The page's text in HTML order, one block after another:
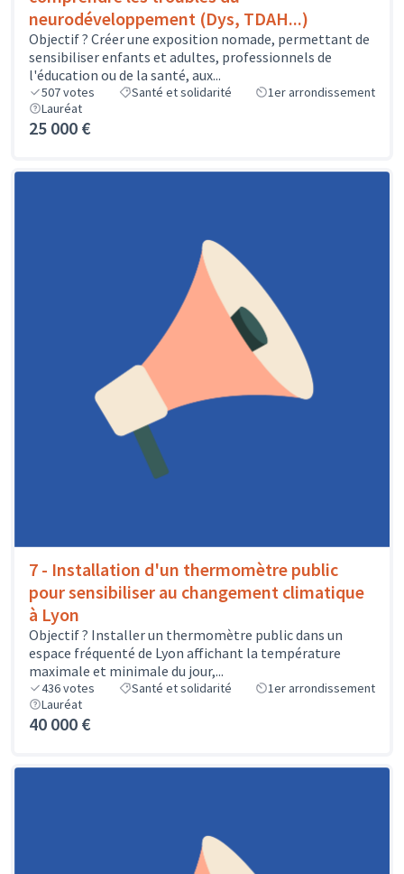
neurodéveloppement (Dys, TDAH...)
Objectif ? Créer une exposition nomade, permettant de
sensibiliser enfants et adultes, professionnels de
l'éducation ou de la santé, aux...
507votes Santé et solidarité
1er arrondissement
Lauréat
25 000 €
7 - Installation d'un thermomètre public
pour sensibiliser au changement climatique
à Lyon
Objectif ? Installer un thermomètre public dans un
espace fréquenté de Lyon affichant la température
maximale et minimale du jour,...
436votes Santé et solidarité
1er arrondissement
Lauréat
40 000 €